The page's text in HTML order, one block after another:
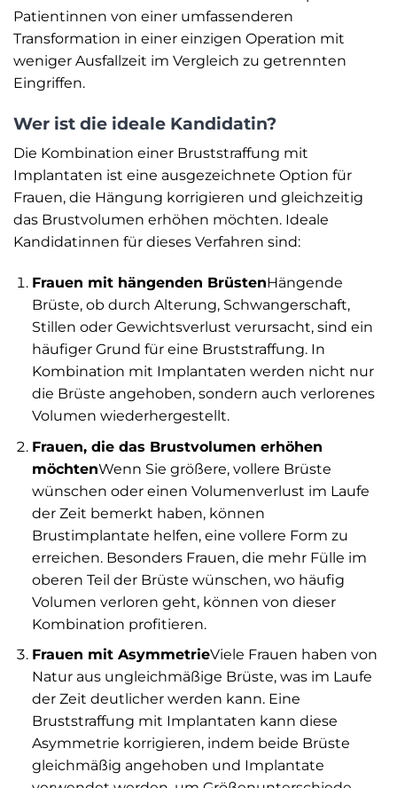
Patientinnen von einer umfassenderen
Transformation in einer einzigen Operation mit
weniger Ausfallzeit im Vergleich zu getrennten
Eingriffen.
Wer ist die ideale Kandidatin?
Die Kombination einer Bruststraffung mit
Implantaten ist eine ausgezeichnete Option für
Frauen, die Hängung korrigieren und gleichzeitig
das Brustvolumen erhöhen möchten. Ideale
Kandidatinnen für dieses Verfahren sind:
Frauen mit hängenden BrüstenHängende
Brüste, ob durch Alterung, Schwangerschaft,
Stillen oder Gewichtsverlust verursacht, sind ein
häufiger Grund für eine Bruststraffung. In
Kombination mit Implantaten werden nicht nur
die Brüste angehoben, sondern auch verlorenes
Volumen wiederhergestellt.
Frauen, die das Brustvolumen erhöhen
möchtenWenn Sie größere, vollere Brüste
wünschen oder einen Volumenverlust im Laufe
der Zeit bemerkt haben, können
Brustimplantate helfen, eine vollere Form zu
erreichen. Besonders Frauen, die mehr Fülle im
oberen Teil der Brüste wünschen, wo häufig
Volumen verloren geht, können von dieser
Kombination profitieren.
Frauen mit AsymmetrieViele Frauen haben von
Natur aus ungleichmäßige Brüste, was im Laufe
der Zeit deutlicher werden kann. Eine
Bruststraffung mit Implantaten kann diese
Asymmetrie korrigieren, indem beide Brüste
gleichmäßig angehoben und Implantate